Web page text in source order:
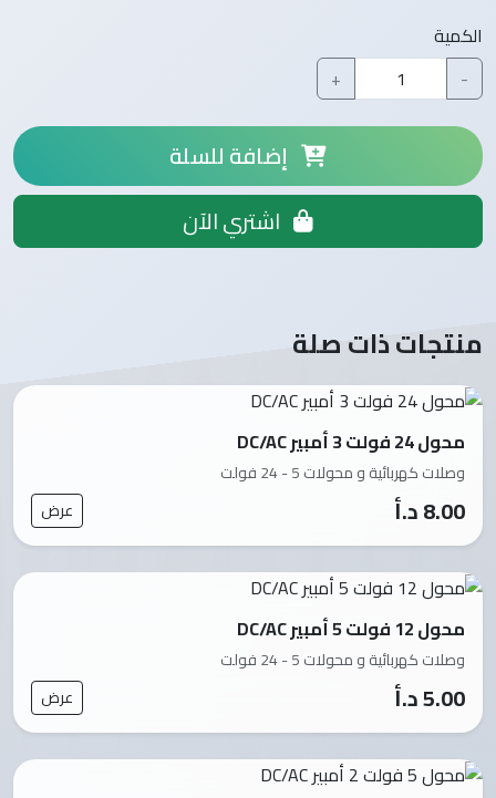
الكمية
-
+
منتجات ذات صلة
محول 24 فولت 3 أمبير DC/AC
وصلات كهربائية و محولات 5 - 24 فولت
8.00 د.أ عرض
محول 12 فولت 5 أمبير DC/AC
وصلات كهربائية و محولات 5 - 24 فولت
5.00 د.أ عرض